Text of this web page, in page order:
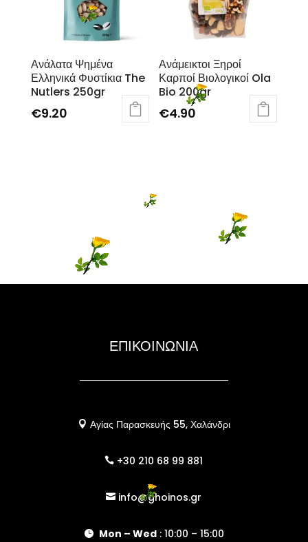
Ανάλατα Ψημένα
Ελληνικά Φυστίκια The
Nutlers 250gr
€9.20
Ανάμεικτοι Ξηροί
Καρποί Βιολογικοί Ola
Bio 200gr
€4.90
ΕΠΙΚΟΙΝΩΝΙΑ
 Αγίας Παρασκευής 55, Χαλάνδρι
 +30 210 68 99 881
 info@ghoinos.gr
 Mon – Wed: 10:00 – 15:00